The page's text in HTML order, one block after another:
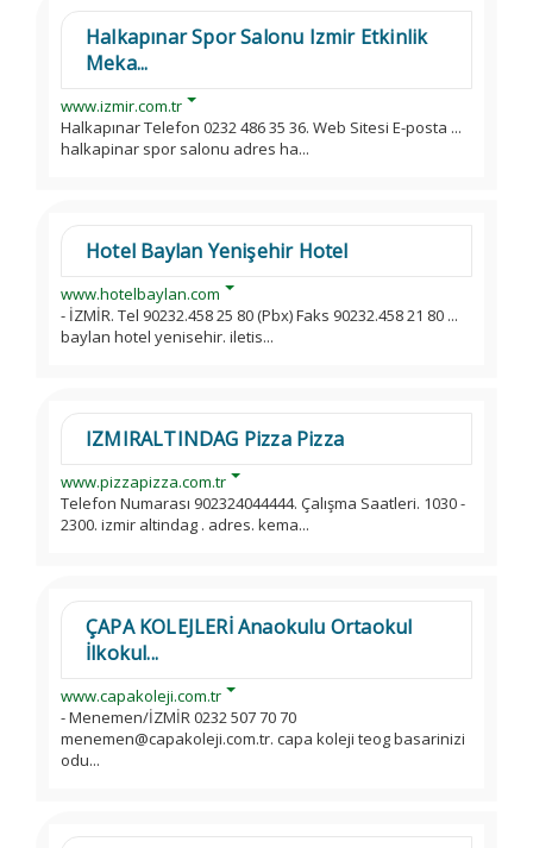
Halkapınar Spor Salonu Izmir Etkinlik
Meka...
www.izmir.com.tr
Halkapınar Telefon 0232 486 35 36. Web Sitesi E-posta ...
halkapinar spor salonu adres ha...
Hotel Baylan Yenişehir Hotel
www.hotelbaylan.com
- İZMİR. Tel 90232.458 25 80 (Pbx) Faks 90232.458 21 80 ...
baylan hotel yenisehir. iletis...
IZMIRALTINDAG Pizza Pizza
www.pizzapizza.com.tr
Telefon Numarası 902324044444. Çalışma Saatleri. 1030 -
2300. izmir altindag . adres. kema...
ÇAPA KOLEJLERİ Anaokulu Ortaokul
İlkokul...
www.capakoleji.com.tr
- Menemen/İZMİR 0232 507 70 70
menemen@capakoleji.com.tr. capa koleji teog basarinizi
odu...